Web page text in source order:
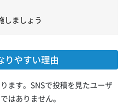
しましょう
りやすい理由
ます。SNSで投稿を見たユーザ
はありません。